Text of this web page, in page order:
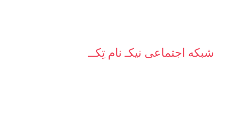
شبکه‌ اجتماعی نیکـ نام تِکــ